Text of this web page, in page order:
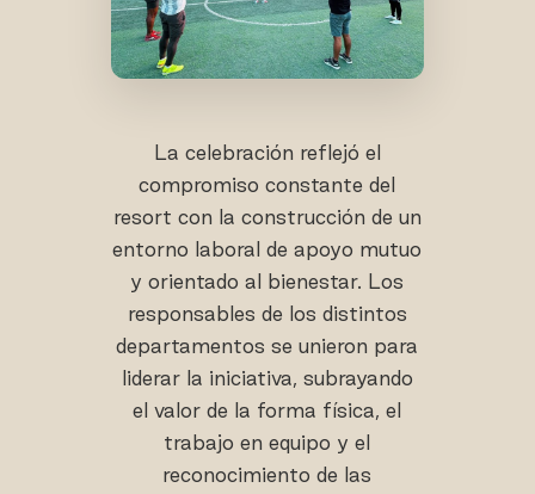
La celebración reflejó el
compromiso constante del
resort con la construcción de un
entorno laboral de apoyo mutuo
y orientado al bienestar. Los
responsables de los distintos
departamentos se unieron para
liderar la iniciativa, subrayando
el valor de la forma física, el
trabajo en equipo y el
reconocimiento de las